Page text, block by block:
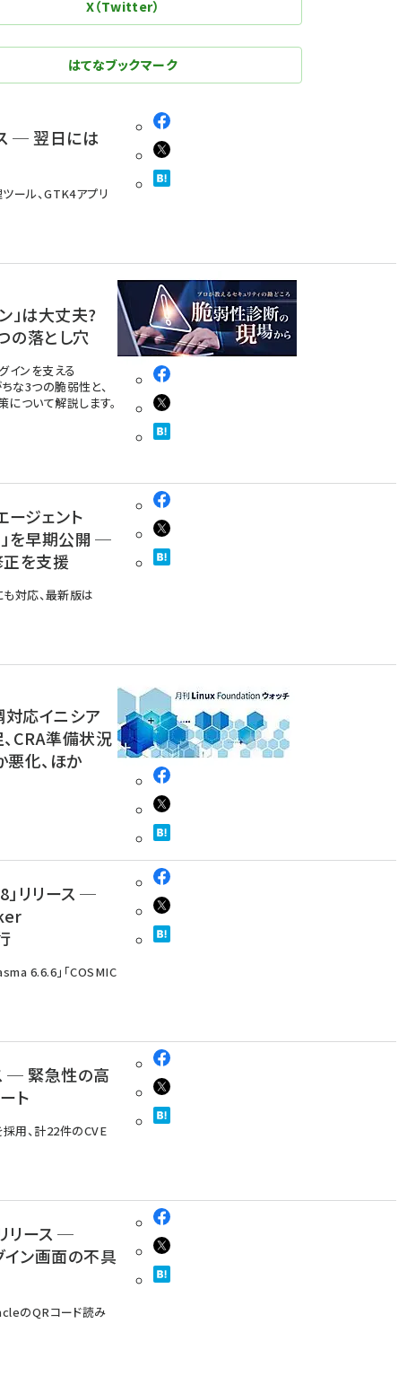
X（Twitter）
はてなブックマーク
─ 翌日には
ール、GTK4アプリ
」は大丈夫?
の落とし穴
インを支える
な3つの脆弱性と、
ついて解説します。
ージェント
を早期公開 ─
正を支援
対応、最新版は
応イニシア
CRA準備状況
悪化、ほか
リリース ─
6.6.6」「COSMIC
─ 緊急性の高
ト
用、計22件のCVE
リース ─
ン画面の不具
のQRコード読み